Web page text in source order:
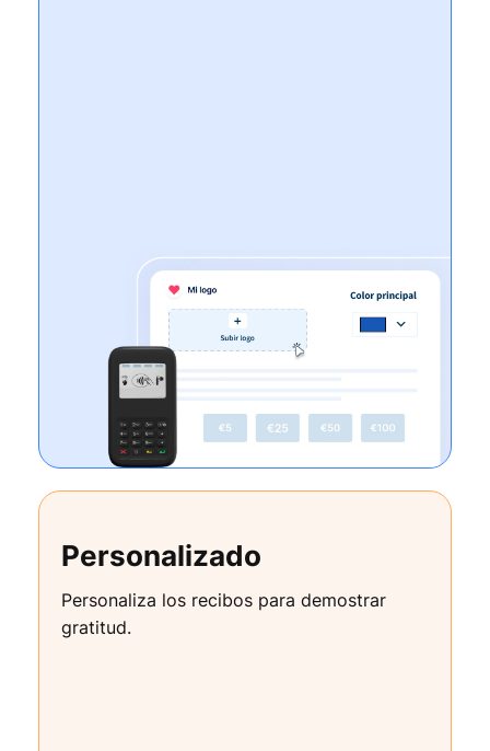
Personalizado
Personaliza los recibos para demostrar
gratitud.